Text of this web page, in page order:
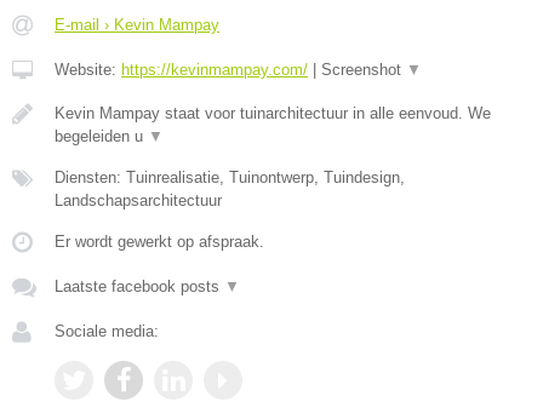
E-mail › Kevin Mampay
Website: https://kevinmampay.com/ Screenshot ▼
Kevin Mampay staat voor tuinarchitectuur in alle eenvoud. We
begeleiden u ▼
Diensten: Tuinrealisatie, Tuinontwerp, Tuindesign,
Landschapsarchitectuur
Er wordt gewerkt op afspraak.
Laatste facebook posts ▼
Sociale media: